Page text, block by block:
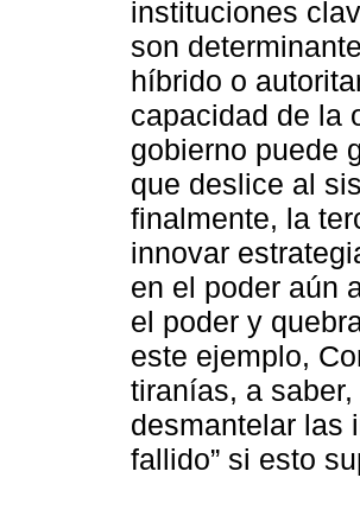
instituciones
son
híbrido o
capacidad de la
gobierno puede
que deslice al
finalmente, la
innovar
en el poder aún
el poder y
este ejemplo,
tiranías, a
desmantelar las
fallido” si esto